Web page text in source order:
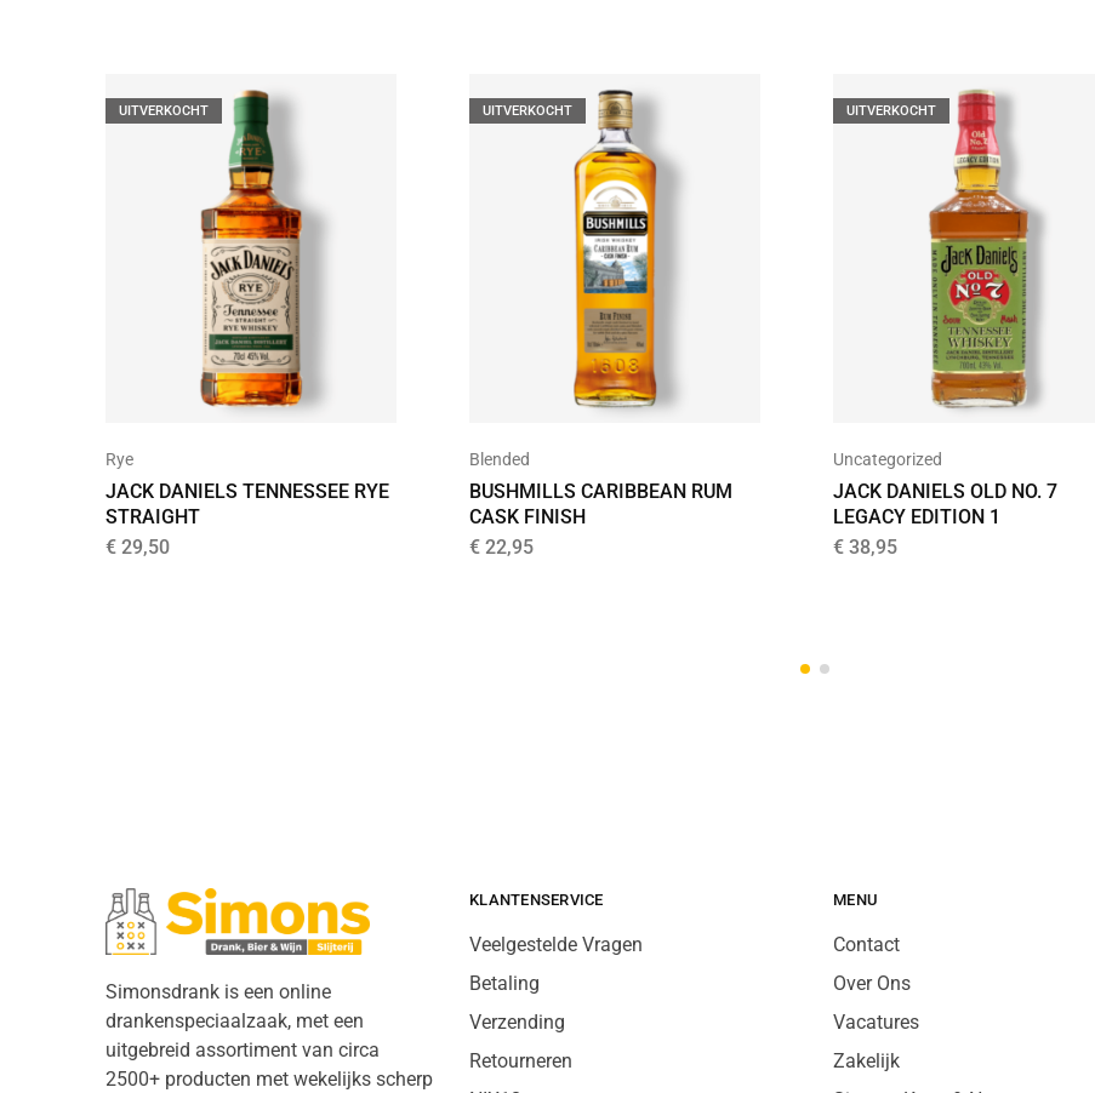
UITVERKOCHT
Rye
JACK DANIELS TENNESSEE RYE
STRAIGHT
€ 29,50
UITVERKOCHT
Blended
BUSHMILLS CARIBBEAN RUM
CASK FINISH
€ 22,95
UITVERKOCHT
Uncategorized
JACK DANIELS OLD NO. 7
LEGACY EDITION 1
€ 38,95
Simonsdrank is een online
drankenspeciaalzaak, met een
uitgebreid assortiment van circa
2500+ producten met wekelijks scherp
KLANTENSERVICE
Veelgestelde Vragen
Betaling
Verzending
Retourneren
MENU
Contact
Over Ons
Vacatures
Zakelijk